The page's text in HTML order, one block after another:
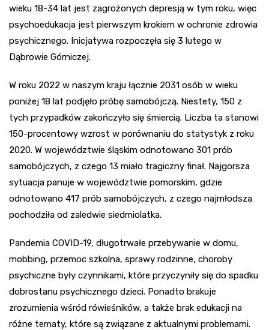
wieku 18-34 lat jest zagrożonych depresją w tym roku, więc
psychoedukacja jest pierwszym krokiem w ochronie zdrowia
psychicznego. Inicjatywa rozpoczęła się 3 lutego w
Dąbrowie Górniczej.
W roku 2022 w naszym kraju łącznie 2031 osób w wieku
poniżej 18 lat podjęło próbę samobójczą. Niestety, 150 z
tych przypadków zakończyło się śmiercią. Liczba ta stanowi
150-procentowy wzrost w porównaniu do statystyk z roku
2020. W województwie śląskim odnotowano 301 prób
samobójczych, z czego 13 miało tragiczny finał. Najgorsza
sytuacja panuje w województwie pomorskim, gdzie
odnotowano 417 prób samobójczych, z czego najmłodsza
pochodziła od zaledwie siedmiolatka.
Pandemia COVID-19, długotrwałe przebywanie w domu,
mobbing, przemoc szkolna, sprawy rodzinne, choroby
psychiczne były czynnikami, które przyczyniły się do spadku
dobrostanu psychicznego dzieci. Ponadto brakuje
zrozumienia wśród rówieśników, a także brak edukacji na
różne tematy, które są związane z aktualnymi problemami.